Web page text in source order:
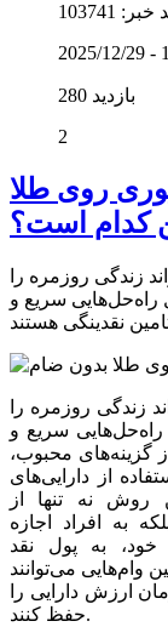
103741
2025/12/29 -
280 بازدید
2
روی طلا
کدام است؟
زندگی روزمره را
راه‌حل‌هایی سریع و
زندگی روزمره را
راه‌حل‌هایی سریع و
گزینه‌های محبوب،
از دارایی‌های
روش نه تنها از
به افراد اجازه
به پول نقد
وام‌هایی می‌توانند
ارزش دارایی را
حفظ کنند.